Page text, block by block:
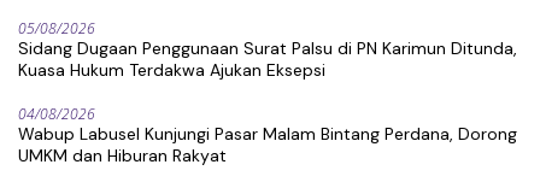
05/08/2026
Sidang Dugaan Penggunaan Surat Palsu di PN Karimun Ditunda,
Kuasa Hukum Terdakwa Ajukan Eksepsi
04/08/2026
Wabup Labusel Kunjungi Pasar Malam Bintang Perdana, Dorong
UMKM dan Hiburan Rakyat